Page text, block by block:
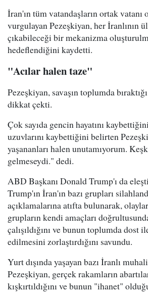
İran'ın tüm vatandaşların ortak vatanı
vurgulayan Pezeşkiyan, her İranlının
çıkabileceği bir mekanizma
hedeflendiğini kaydetti.
"Acılar halen taze"
Pezeşkiyan, savaşın toplumda
dikkat çekti.
Çok sayıda gencin hayatını
uzuvlarını kaybettiğini belirten
yaşananları halen unutamıyorum.
gelmeseydi." dedi.
ABD Başkanı Donald Trump'ı da
Trump'ın İran'ın bazı grupları
açıklamalarına atıfta bulunarak,
grupların kendi amaçları
çalışıldığını ve bunun toplumda dost
edilmesini zorlaştırdığını savundu.
Yurt dışında yaşayan bazı İranlı
Pezeşkiyan, gerçek rakamların
kışkırtıldığını ve bunun "ihanet"